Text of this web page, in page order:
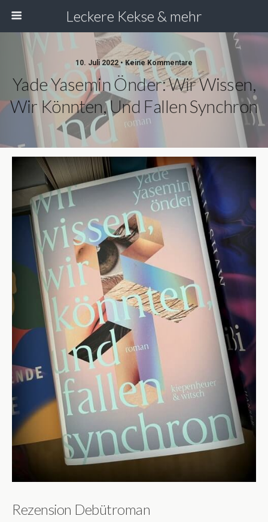
Leckere Kekse & mehr
10. Juli 2022 • Keine Kommentare
Yade Yasemin Önder: Wir Wissen,
Wir Könnten, Und Fallen Synchron
Rezension Debütroman